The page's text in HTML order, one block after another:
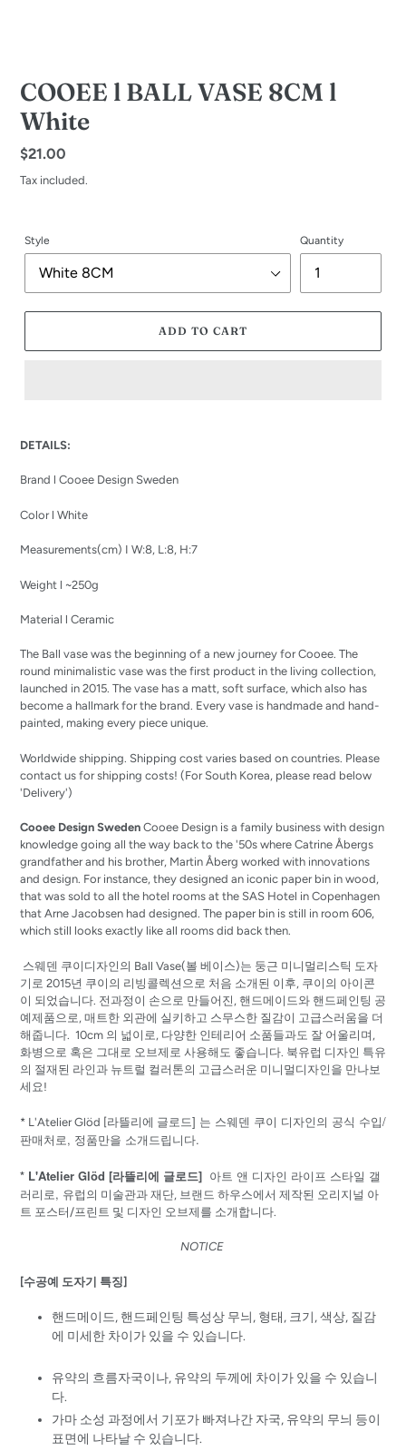
COOEE l BALL VASE 8CM l
White
Regular
price
$21.00
Tax included.
Style Quantity
ADD TO CART
to
cart
DETAILS:
Brand l Cooee Design Sweden
Color l White
Measurements(cm) I W:8, L:8, H:7
Weight l ~250g
Material l Ceramic
The Ball vase was the beginning of a new journey for Cooee. The
round minimalistic vase was the first product in the living collection,
launched in 2015. The vase has a matt, soft surface, which also has
become a hallmark for the brand. Every vase is handmade and hand-
painted, making every piece unique.
Worldwide shipping. Shipping cost varies based on countries. Please
contact us for shipping costs! (For South Korea, please read below
'Delivery')
Cooee Design Sweden Cooee Design is a family business with design
knowledge going all the way back to the '50s where Catrine Åbergs
grandfather and his brother, Martin Åberg worked with innovations
and design. For instance, they designed an iconic paper bin in wood,
that was sold to all the hotel rooms at the SAS Hotel in Copenhagen
that Arne Jacobsen had designed. The paper bin is still in room 606,
which still looks exactly like all rooms did back then.
스웨덴 쿠이디자인의 Ball Vase(볼 베이스)는 둥근 미니멀리스틱 도자
기로 2015년 쿠이의 리빙콜렉션으로 처음 소개된 이후, 쿠이의 아이콘
이 되었습니다. 전과정이 손으로 만들어진, 핸드메이드와 핸드페인팅 공
예제품으로, 매트한 외관에 실키하고 스무스한 질감이 고급스러움을 더
해줍니다. 10cm 의 넓이로, 다양한 인테리어 소품들과도 잘 어울리며,
화병으로 혹은 그대로 오브제로 사용해도 좋습니다. 북유럽 디자인 특유
의 절재된 라인과 뉴트럴 컬러톤의 고급스러운 미니멀디자인을 만나보
세요!
* L'Atelier Glöd [라뜰리에 글로드] 는 스웨덴 쿠이 디자인의 공식 수입/
판매처로, 정품만을 소개드립니다.
* L'Atelier Glöd [라뜰리에 글로드] 아트 앤 디자인 라이프 스타일 갤
러리로, 유럽의 미술관과 재단, 브랜드 하우스에서 제작된 오리지널 아
트 포스터/프린트 및 디자인 오브제를 소개합니다.
NOTICE
[수공예 도자기 특징]
핸드메이드, 핸드페인팅 특성상 무늬, 형태, 크기, 색상, 질감
에 미세한 차이가 있을 수 있습니다.
유약의 흐름자국이나, 유약의 두께에 차이가 있을 수 있습니
다.
가마 소성 과정에서 기포가 빠져나간 자국, 유약의 무늬 등이
표면에 나타날 수 있습니다.